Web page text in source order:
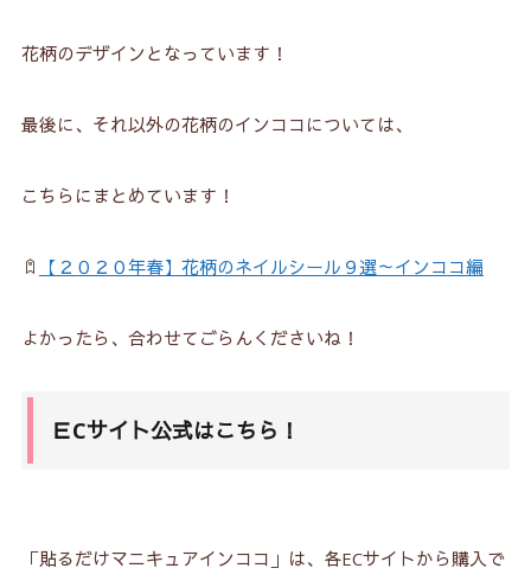
花柄のデザインとなっています！
最後に、それ以外の花柄のインココについては、
こちらにまとめています！
【２０２０年春】花柄のネイルシール９選～インココ編
よかったら、合わせてごらんくださいね！
ＥCサイト公式はこちら！
「貼るだけマニキュアインココ」は、各ECサイトから購入で